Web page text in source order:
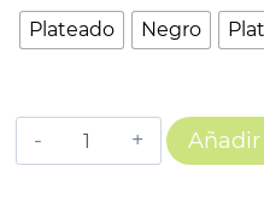
Plateado Negro